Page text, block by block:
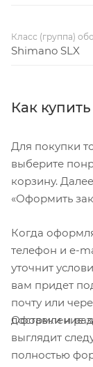
Класс (группа)
Shimano SLX
Как купить
Для покупки
выберите
корзину.
«Оформить
Когда
телефон и e-
уточнит
вам придет
почту или
доставки и
Оформление
выглядит
полностью